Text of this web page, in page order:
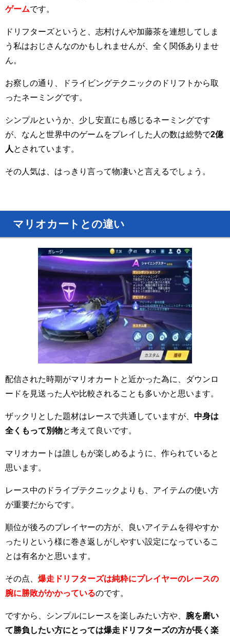
ゲームです。
ドリフターズというと、志村けんや加藤茶を連想してしま
う私はおじさんなのかもしれませんが、全く関係ありませ
ん。
お察しの通り、ドライビングテクニックのドリフトから取
ったネーミングです。
シンプルというか、少し安直にも感じるネーミングです
が、なんと世界中のゲームをプレイした人の数は総勢で2億
人 とされています。
その人気は、はっきり言って物凄いと言えるでしょう。
マリオカートとの違い
配信された時期がマリオカートと近かった為に、ダウンロ
ードを見送った人や比較されることも多いかと思います。
ザックリとした題材はレースで共通していますが、 中身は
全くもって別物と考えて良いです。
マリオカートは誰しもが楽しめるように、作られていると
思います。
レース中のドライブテクニックよりも、アイテムの使い方
が重要だからです。
順位が後ろのプレイヤーの方が、良いアイテムを得やすか
ったりという様に巻き返しがしやすい設定になっているこ
とは有名かと思います。
その点、 爆走ドリフターズは純粋にプレイヤーのレースの
腕に勝敗がかかっているのです。
ですから、シンプルにレースを楽しみたい方や、
腕を磨い
て勝負したい方にとっては爆走ドリフターズの方が長く楽